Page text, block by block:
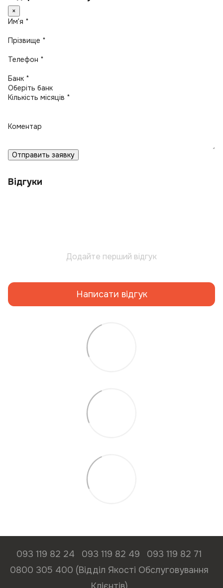
×
Имʼя *
Прізвище *
Телефон *
Банк *
Кількість місяців *
Коментар
Отправить заявку
Відгуки
Додайте перший відгук
Написати відгук
093 119 82 24 093 119 82 49
093 119 82 71
0800 305 400 (Відділ Якості Обслуговування